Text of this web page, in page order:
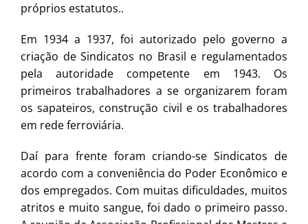
próprios estatutos..
Em 1934 a 1937, foi autorizado pelo governo a
criação de Sindicatos no Brasil e regulamentados
pela autoridade competente em 1943. Os
primeiros trabalhadores a se organizarem foram
os sapateiros, construção civil e os trabalhadores
em rede ferroviária.
Daí para frente foram criando-se Sindicatos de
acordo com a conveniência do Poder Econômico e
dos empregados. Com muitas dificuldades, muitos
atritos e muito sangue, foi dado o primeiro passo.